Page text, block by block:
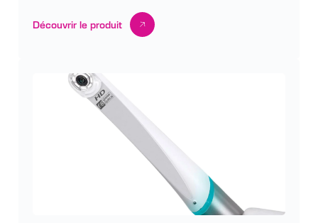
Découvrir le produit